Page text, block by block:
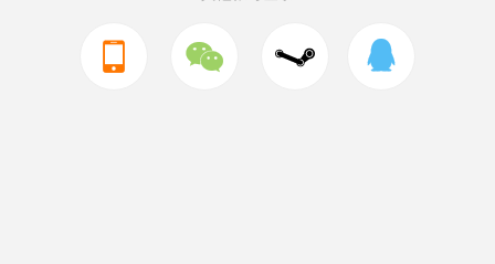
  